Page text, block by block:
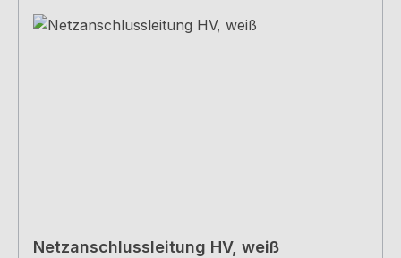
Netzanschlussleitung HV, weiß